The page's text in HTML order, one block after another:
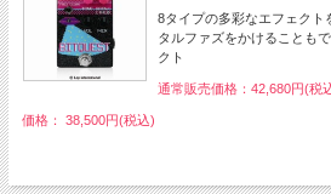
8タイプの多彩なエフェクト
タルファズをかけることも
クト
通常販売価格：42,680円(税
価格： 38,500円(税込)